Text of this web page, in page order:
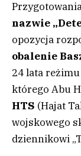
nazwie
opozycja
obalenie
24 lata
którego Abu
HTS (Hajat
wojskowego
dziennikowi